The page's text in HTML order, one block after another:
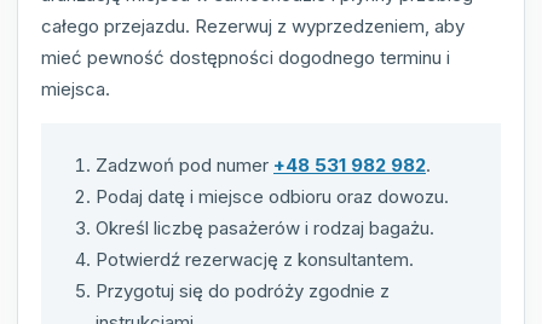
całego przejazdu. Rezerwuj z wyprzedzeniem, aby
mieć pewność dostępności dogodnego terminu i
miejsca.
Zadzwoń pod numer +48 531 982 982.
Podaj datę i miejsce odbioru oraz dowozu.
Określ liczbę pasażerów i rodzaj bagażu.
Potwierdź rezerwację z konsultantem.
Przygotuj się do podróży zgodnie z